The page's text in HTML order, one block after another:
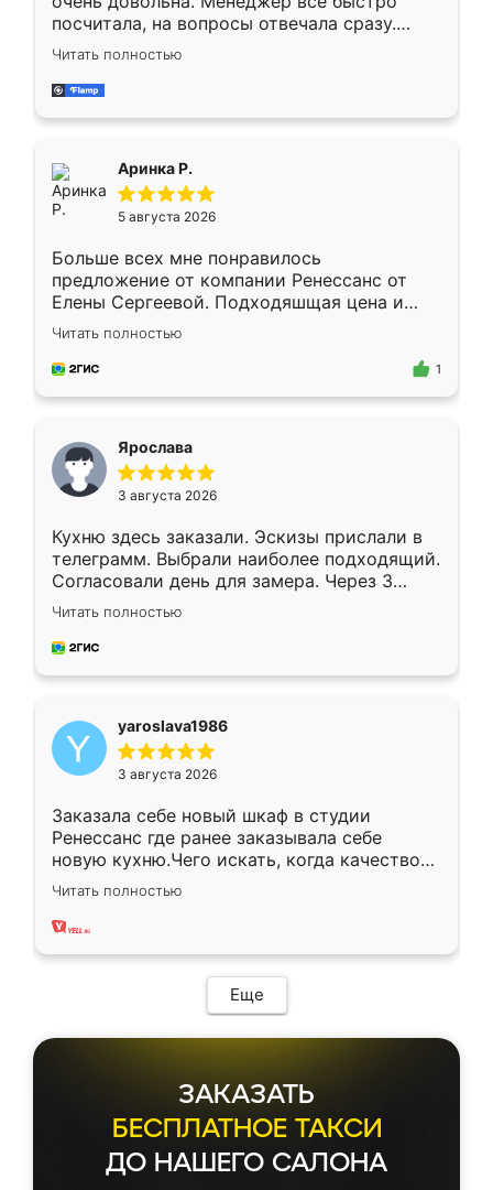
посчитала, на вопросы отвечала сразу.
Замерщик приехал в субботу, подошёл к
делу со всей ответственностью. Собрали
за день, ребята работали аккуратно, даже
Читать полностью
Аринка Р.
5 августа 2026
Больше всех мне понравилось
предложение от компании Ренессанс от
Елены Сергеевой. Подходяшщая цена и
короткие сроки изготовления. Приехавший
для замера сотрудник Владислав
предложил по моему эскизу самый
Читать полностью
1
Ярослава
3 августа 2026
Кухню здесь заказали. Эскизы прислали в
телеграмм. Выбрали наиболее подходящий.
Согласовали день для замера. Через 3
недели кухня была уже готова. Остались
довольны работой. Спасибо Ренессанс
мебель за качественную работу!
Читать полностью
yaroslava1986
3 августа 2026
Заказала себе новый шкаф в студии
Ренессанс где ранее заказывала себе
новую кухню.Чего искать, когда качеством
вполне довольна. Служит кухня уже почти
два года, нареканий нет.
Читать полностью
Еще
ЗАКАЗАТЬ
БЕСПЛАТНОЕ ТАКСИ
ДО НАШЕГО САЛОНА